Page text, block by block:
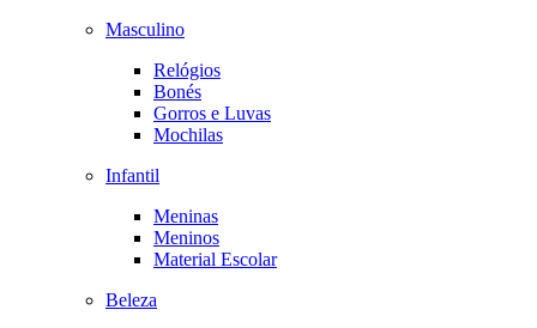
Masculino
Relógios
Bonés
Gorros e Luvas
Mochilas
Infantil
Meninas
Meninos
Material Escolar
Beleza